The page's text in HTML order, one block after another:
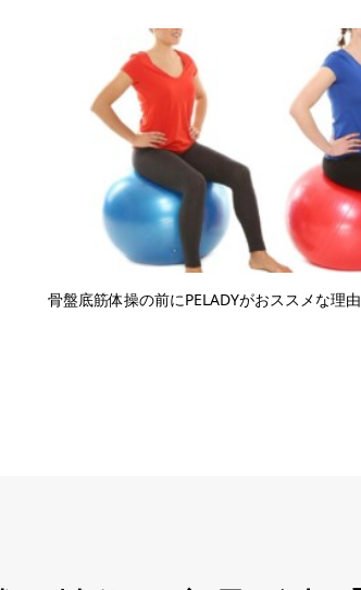
骨盤底筋体操の前にPELADYがおススメな理由